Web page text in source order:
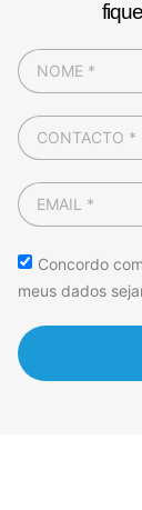
Concordo
meus dados